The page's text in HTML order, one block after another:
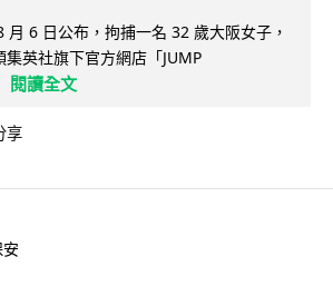
月 6 日公布，拘捕一名 32 歲大阪女子，
英社旗下官方網店「JUMP
閱讀全文
享